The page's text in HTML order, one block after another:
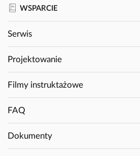
WSPARCIE
Serwis
Projektowanie
Filmy instruktażowe
FAQ
Dokumenty